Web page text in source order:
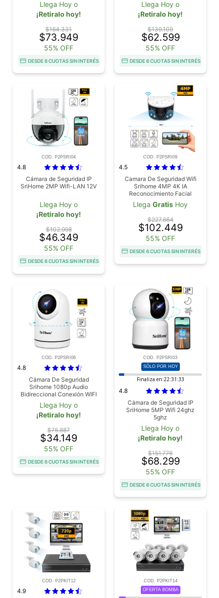
Llega Hoy o
¡Retiralo hoy!
$164.331
$73.949
55% OFF
DESDE 6 CUOTAS SIN INTERÉS
Llega Hoy o
¡Retiralo hoy!
$139.109
$62.599
55% OFF
DESDE 6 CUOTAS SIN INTERÉS
COD. P2PSRI04
4.8
Cámara de Seguridad IP
SriHome 2MP Wifi-LAN 12V
Llega Hoy o
¡Retiralo hoy!
$102.998
$46.349
55% OFF
DESDE 6 CUOTAS SIN INTERÉS
COD. P2PSRI09
4.5
Camara De Seguridad Wifi
Srihome 4MP 4K IA
Reconocimiento Facial
Vehiculos Fuego Dual Lente
36mm Vision 180 Grados
Vision Nocturna Color Audio
Bidireccional
Llega Gratis Hoy
$227.664
$102.449
55% OFF
DESDE 6 CUOTAS SIN INTERÉS
COD. P2PSRI06
4.8
Cámara De Seguridad
Srihome 1080p Audio
Bidireccional Conexión WIFI
Llega Hoy o
¡Retiralo hoy!
$75.887
$34.149
55% OFF
DESDE 6 CUOTAS SIN INTERÉS
COD. P2PSRI03
SÓLO POR HOY
Finaliza en:22:31:31
4.8
Cámara de Seguridad IP
SriHome 5MP Wifi 24ghz
5ghz
Llega Hoy o
¡Retiralo hoy!
$151.776
$68.299
55% OFF
DESDE 6 CUOTAS SIN INTERÉS
COD. P2PKIT12
4.9
COD. P2PKIT14
OFERTA BOMBA